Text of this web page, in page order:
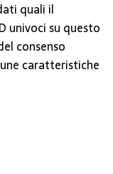
quali il
univoci su questo
consenso
caratteristiche